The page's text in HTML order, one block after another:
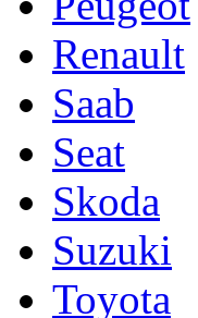
Renault
Saab
Seat
Skoda
Suzuki
Toyota